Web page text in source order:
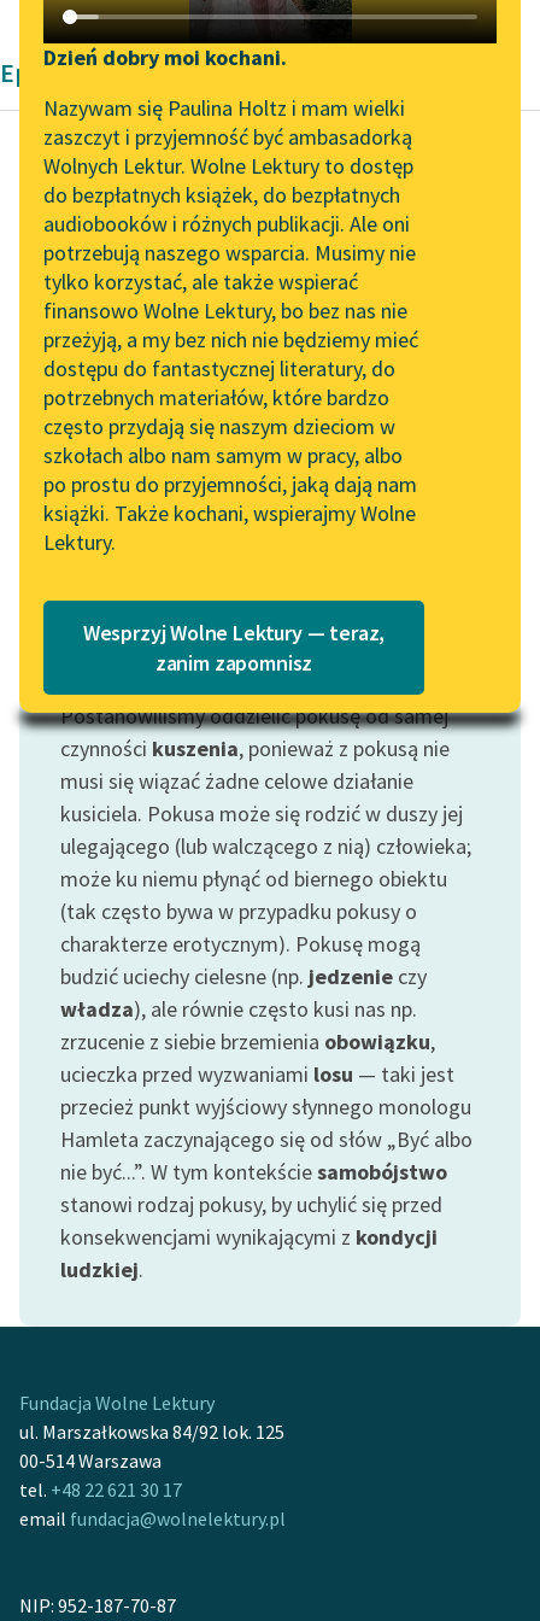
Katalog DAISY
Podkasty o książkach
Zgłoś brak utworu
Aktualności
Zapraszamy na spotkanie
online z tłumaczkami
literatury skandynawskiej
Spotkanie z Katarzyną
Tunkiel w Oslo
Wolne Lektury na 32.
Pol’and’Rock Festivalu
„Kochanek Lady
Chatterley” do słuchania
na Wolnych Lekturach
Nowy audiobook –
„Marzenie o Oriencie”
Lektury szkolne i klasyka
literatury do słuchania dla
uczennic i uczniów z
niepełnosprawnościami
E-kolekcja lektur
szkolnych i literatury do
słuchania dla uczennic i
uczniów z
niepełnosprawnościami
Feministyczne inspiracje.
Popularyzacja
skandynawskiej literatury
feministycznej
Ręce pełne poezji
Kolekcje edukacyjne
twórców przechodzących
do domeny publicznej,
lektur szkolnych oraz
Starego Testamentu
Szkoła Poezji Wolnych
Lektur
Narzędzia
Mapa Wolnych Lektur
Leśmianator
Przewodnik dla piszących i
czytających
API
OAI-PMH
Widget Wolnych Lektur
Przypisy
Katalog w formacie PDF
O nas
Dzień dobry moi kochani.
Nazywam się Paulina Holtz i mam wielki
zaszczyt i przyjemność być ambasadorką
Wolnych Lektur. Wolne Lektury to dostęp
do bezpłatnych książek, do bezpłatnych
audiobooków i różnych publikacji. Ale oni
potrzebują naszego wsparcia. Musimy nie
tylko korzystać, ale także wspierać
finansowo Wolne Lektury, bo bez nas nie
przeżyją, a my bez nich nie będziemy mieć
dostępu do fantastycznej literatury, do
potrzebnych materiałów, które bardzo
często przydają się naszym dzieciom w
szkołach albo nam samym w pracy, albo
po prostu do przyjemności, jaką dają nam
książki. Także kochani, wspierajmy Wolne
Lektury.
Wesprzyj Wolne Lektury — teraz,
zanim zapomnisz
Epika Antoniny Domańskiej
Antonina Domańska
Historia żółtej
ciżemki
Pilno też było
Wawrzusiowi doczekać
się wieczora, a raczej
nocy, by choć raz
drewienka tym...
Czytaj więcej
Motyw: Pokusa
Postanowiliśmy oddzielić pokusę od samej
czynności kuszenia, ponieważ z pokusą nie
musi się wiązać żadne celowe działanie
kusiciela. Pokusa może się rodzić w duszy jej
ulegającego (lub walczącego z nią) człowieka;
może ku niemu płynąć od biernego obiektu
(tak często bywa w przypadku pokusy o
charakterze erotycznym). Pokusę mogą
budzić uciechy cielesne (np. jedzenie czy
władza), ale równie często kusi nas np.
zrzucenie z siebie brzemienia obowiązku,
ucieczka przed wyzwaniami losu — taki jest
przecież punkt wyjściowy słynnego monologu
Hamleta zaczynającego się od słów „Być albo
nie być...”. W tym kontekściesamobójstwo
stanowi rodzaj pokusy, by uchylić się przed
konsekwencjami wynikającymi z kondycji
ludzkiej.
Fundacja Wolne Lektury
ul. Marszałkowska 84/92 lok. 125
00-514 Warszawa
tel. +48 22 621 30 17
email fundacja@wolnelektury.pl
NIP: 952-187-70-87